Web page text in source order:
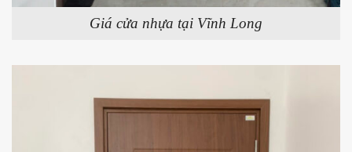
Giá cửa nhựa tại Vĩnh Long